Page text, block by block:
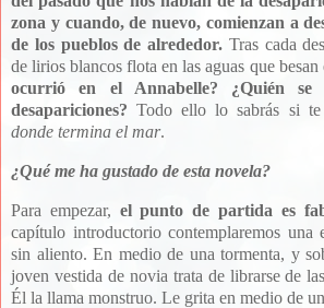
zona y cuando, de nuevo, comienzan a
de los pueblos de alrededor. Tras cada
de lirios blancos flota en las aguas que
ocurrió en el Annabelle? ¿Quién se
desapariciones?Todo ello lo sabrás si
donde termina el mar.
¿Qué me ha gustado de esta novela?
Para empezar, el punto de partida es
capítulo introductorio contemplaremos una
sin aliento. En medio de una tormenta, y
joven vestida de novia trata de librarse de
Él la llama monstruo. Le grita en medio de